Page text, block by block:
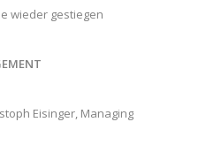
wieder gestiegen
Eisinger, Managing